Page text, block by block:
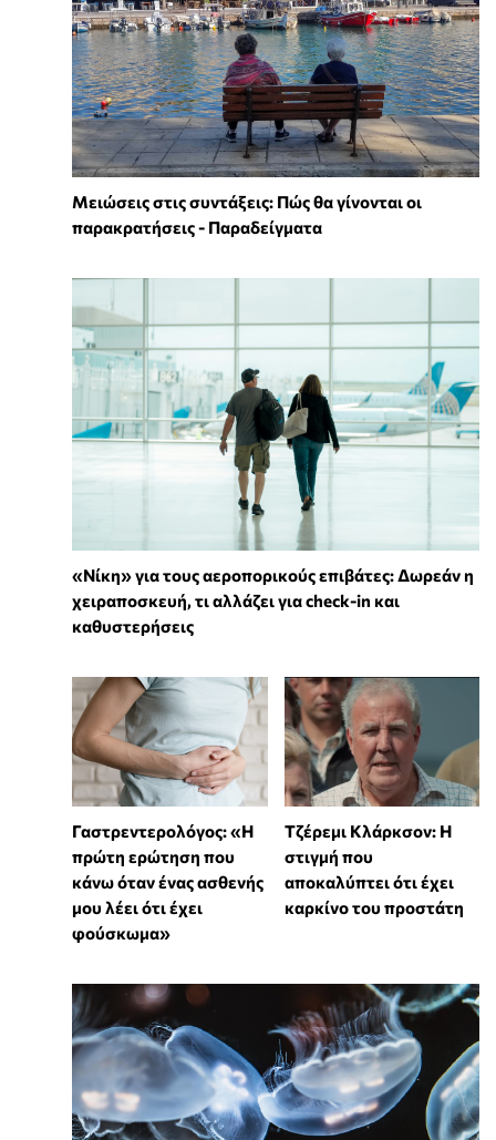
Μειώσεις στις συντάξεις: Πώς θα γίνονται οι
παρακρατήσεις - Παραδείγματα
«Νίκη» για τους αεροπορικούς επιβάτες: Δωρεάν η
χειραποσκευή, τι αλλάζει για check-in και
καθυστερήσεις
Γαστρεντερολόγος: «Η
πρώτη ερώτηση που
κάνω όταν ένας ασθενής
μου λέει ότι έχει
φούσκωμα»
Τζέρεμι Κλάρκσον: Η
στιγμή που
αποκαλύπτει ότι έχει
καρκίνο του προστάτη